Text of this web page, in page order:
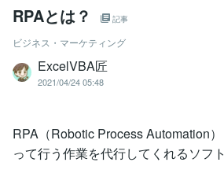
RPAとは？ 記事
ビジネス・マーケティング
ExcelVBA匠
2021/04/24 05:48
RPA（Robotic Process Automation
って行う作業を代行してくれるソフ